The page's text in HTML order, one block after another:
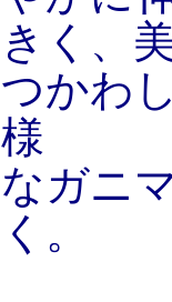
きく、
つかわ
様
なガニ
く。